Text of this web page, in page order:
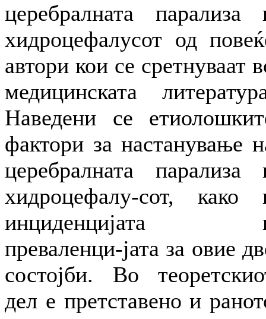
церебралната парализа
хидроцефалусот од
автори кои се сретнуваат
медицинската
Наведени се
фактори за настанување
церебралната парализа
хидроцефалу-сот, како
инциденцијата
преваленци-јата за овие
состојби. Во
дел е претставено и